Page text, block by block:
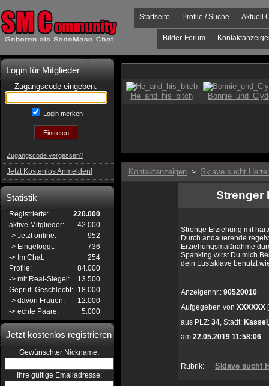
Aktuell
Profile / Suche
Startseite
Bilder-Forum
Login für Mitglieder
Zugangscode eingeben:
Login merken
Zugangscode vergessen?
Jetzt Kostenlos Anmelden!
Statistik
Registrierte:
220.000
aktive Mitglieder:
42.000
-> Jetzt online:
952
-> Eingeloggt:
736
-> Im Chat:
254
Profile:
84.000
-> mit Real-Siegel:
13.500
Geprüf. Geschlecht: 18.000
-> davon Frauen:
12.000
-> echte Paare:
5.000
Jetzt kostenlos registrieren
Gewünschter Nickname:
Ihre gültige Emailadresse:
Kontaktanzeigen > Sklave sucht
Strenger
Strenge Erziehung mit
Durch andauerende
Erziehungsmaßnahme
Spanking wirst Du mich
dein Lustsklave benutzt
Anzeigennr.: 90520010
Aufgegeben von XXXXXX
aus PLZ: 34, Stadt: Kassel
am 22.05.2019 11:58:06
Rubrik: Sklave sucht